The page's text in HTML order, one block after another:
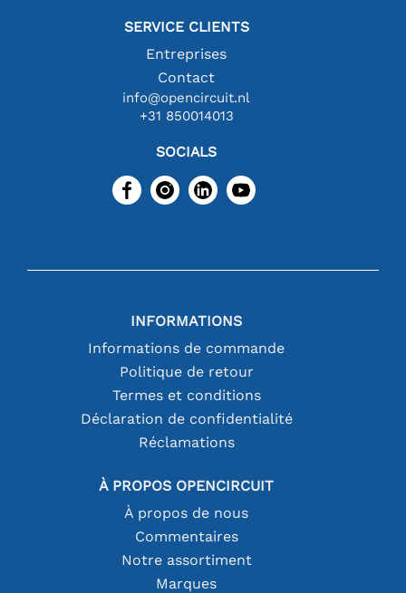
SERVICE CLIENTS
Entreprises
Contact
info@opencircuit.nl
+31 850014013
SOCIALS
INFORMATIONS
Informations de commande
Politique de retour
Termes et conditions
Déclaration de confidentialité
Réclamations
À PROPOS OPENCIRCUIT
À propos de nous
Commentaires
Notre assortiment
Marques